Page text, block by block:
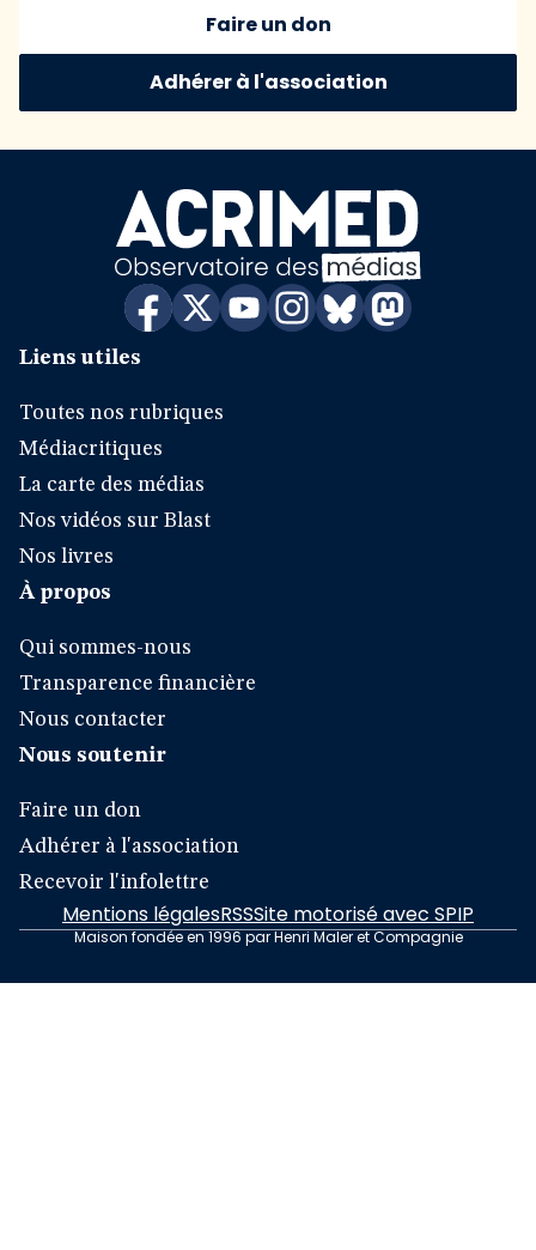
Faire un don
Adhérer à l'association
Liens utiles
Toutes nos rubriques
Médiacritiques
La carte des médias
Nos vidéos sur Blast
Nos livres
À propos
Qui sommes-nous
Transparence financière
Nous contacter
Nous soutenir
Faire un don
Adhérer à l'association
Recevoir l'infolettre
Mentions légalesRSSSite motorisé avec SPIP
Maison fondée en 1996 par Henri Maler et Compagnie